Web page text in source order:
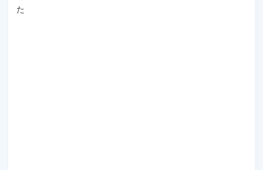
た